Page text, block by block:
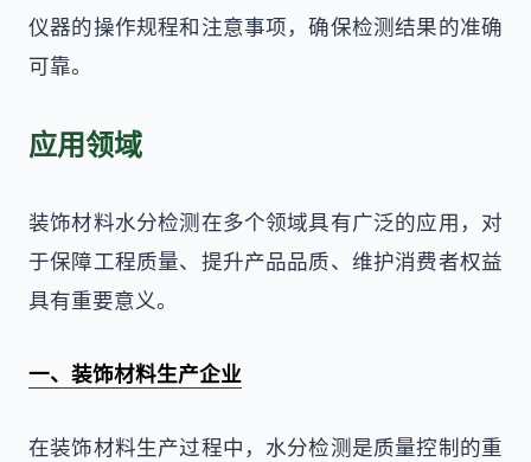
仪器的操作规程和注意事项，确保检测结果的准确
可靠。
应用领域
装饰材料水分检测在多个领域具有广泛的应用，对
于保障工程质量、提升产品品质、维护消费者权益
具有重要意义。
一、装饰材料生产企业
在装饰材料生产过程中，水分检测是质量控制的重